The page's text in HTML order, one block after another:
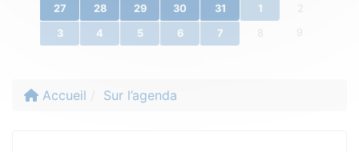
27 28 29 30 31 1 2
3 4 5 6 7 8 9
Accueil Sur l’agenda